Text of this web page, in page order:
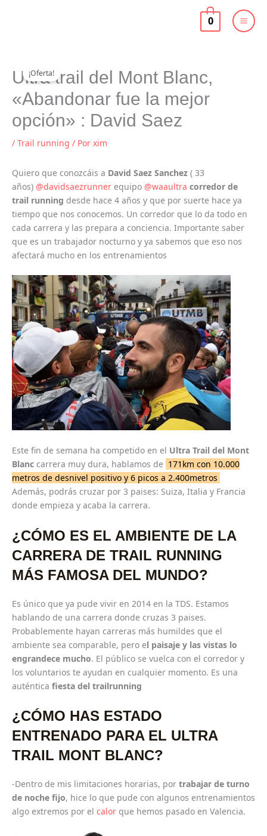
0
Ultra trail del Mont Blanc,
«Abandonar fue la mejor
opción» : David Saez
/ Trail running / Por xim
Quiero que conozcáis a David Saez Sanchez ( 33
años) @davidsaezrunner equipo @waaultra corredor de
trail running desde hace 4 años y que por suerte hace ya
tiempo que nos conocemos. Un corredor que lo da todo en
cada carrera y las prepara a conciencia. Importante saber
que es un trabajador nocturno y ya sabemos que eso nos
afectará mucho en los entrenamientos
Este fin de semana ha competido en el Ultra Trail del Mont
Blanc carrera muy dura, hablamos de 171km con 10.000
metros de desnivel positivo y 6 picos a 2.400metros
Además, podrás cruzar por 3 paises: Suiza, Italia y Francia
donde empieza y acaba la carrera.
¿CÓMO ES EL AMBIENTE DE LA
CARRERA DE TRAIL RUNNING
MÁS FAMOSA DEL MUNDO?
Es único que ya pude vivir en 2014 en la TDS. Estamos
hablando de una carrera donde cruzas 3 paises.
Probablemente hayan carreras más humildes que el
ambiente sea comparable, pero el paisaje y las vistas lo
engrandece mucho. El público se vuelca con el corredor y
los voluntarios te ayudan en cualquier momento. Es una
auténtica fiesta del trailrunning
¿CÓMO HAS ESTADO
ENTRENADO PARA EL ULTRA
TRAIL MONT BLANC?
-Dentro de mis limitaciones horarias, por trabajar de turno
de noche fijo, hice lo que pude con algunos entrenamientos
algo extremos por el calor que hemos pasado en Valencia.
¡Oferta!
precio
era:
30,00 €.
precio
es:
19,99 €.